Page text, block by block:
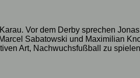
Vor dem Derby sprechen
Sabatowski und Maximilian
Art, Nachwuchsfußball zu